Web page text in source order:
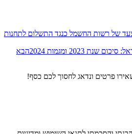
של רשות החשמל כנגד התשלום לתחנות
2023 ומגמות 2024 הבא
פרטים ונדאג לחסוך לכם כסף!